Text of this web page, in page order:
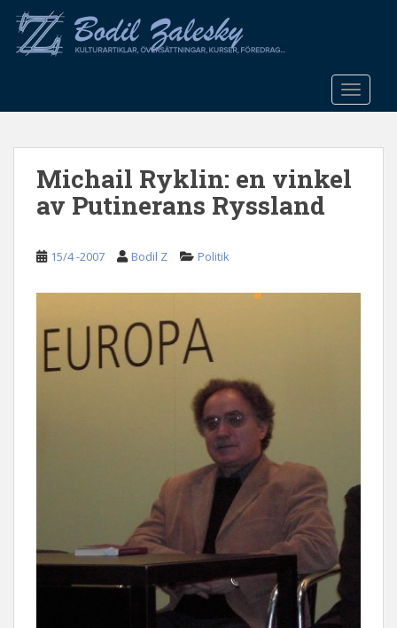
o
Michail Ryklin: en vinkel
av Putinerans Ryssland
15/4 -2007 Bodil Z Politik